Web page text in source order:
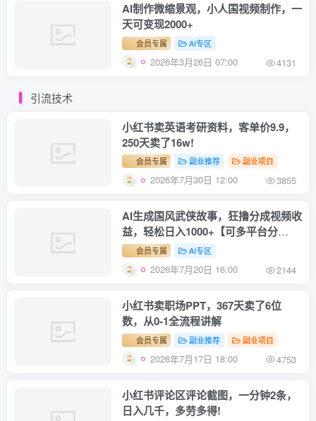
AI制作微缩景观，小人国视频制作，一
天可变现2000+
会员专属 AI专区
2026年3月26日 07:00 4131
引流技术
小红书卖英语考研资料，客单价9.9，
250天卖了16w!
会员专属 副业推荐 副业项目
2026年7月30日 12:00 3855
AI生成国风武侠故事，狂撸分成视频收
益，轻松日入1000+【可多平台分
发】！
会员专属 AI专区
2026年7月20日 16:00 2144
小红书卖职场PPT，367天卖了6位
数，从0-1全流程讲解
会员专属 副业推荐 副业项目
2026年7月17日 18:00 4753
小红书评论区评论截图，一分钟2条，
日入几千，多劳多得!